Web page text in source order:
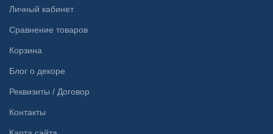
Личный кабинет
Сравнение товаров
Корзина
Блог о декоре
Реквизиты / Договор
Контакты